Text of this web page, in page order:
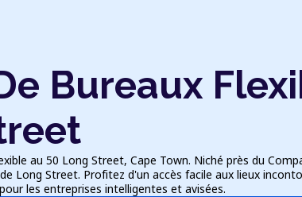
Bureaux
au 50 Long Street, Cape Town. Niché près du
Long Street. Profitez d'un accès facile aux lieux
les entreprises intelligentes et avisées.